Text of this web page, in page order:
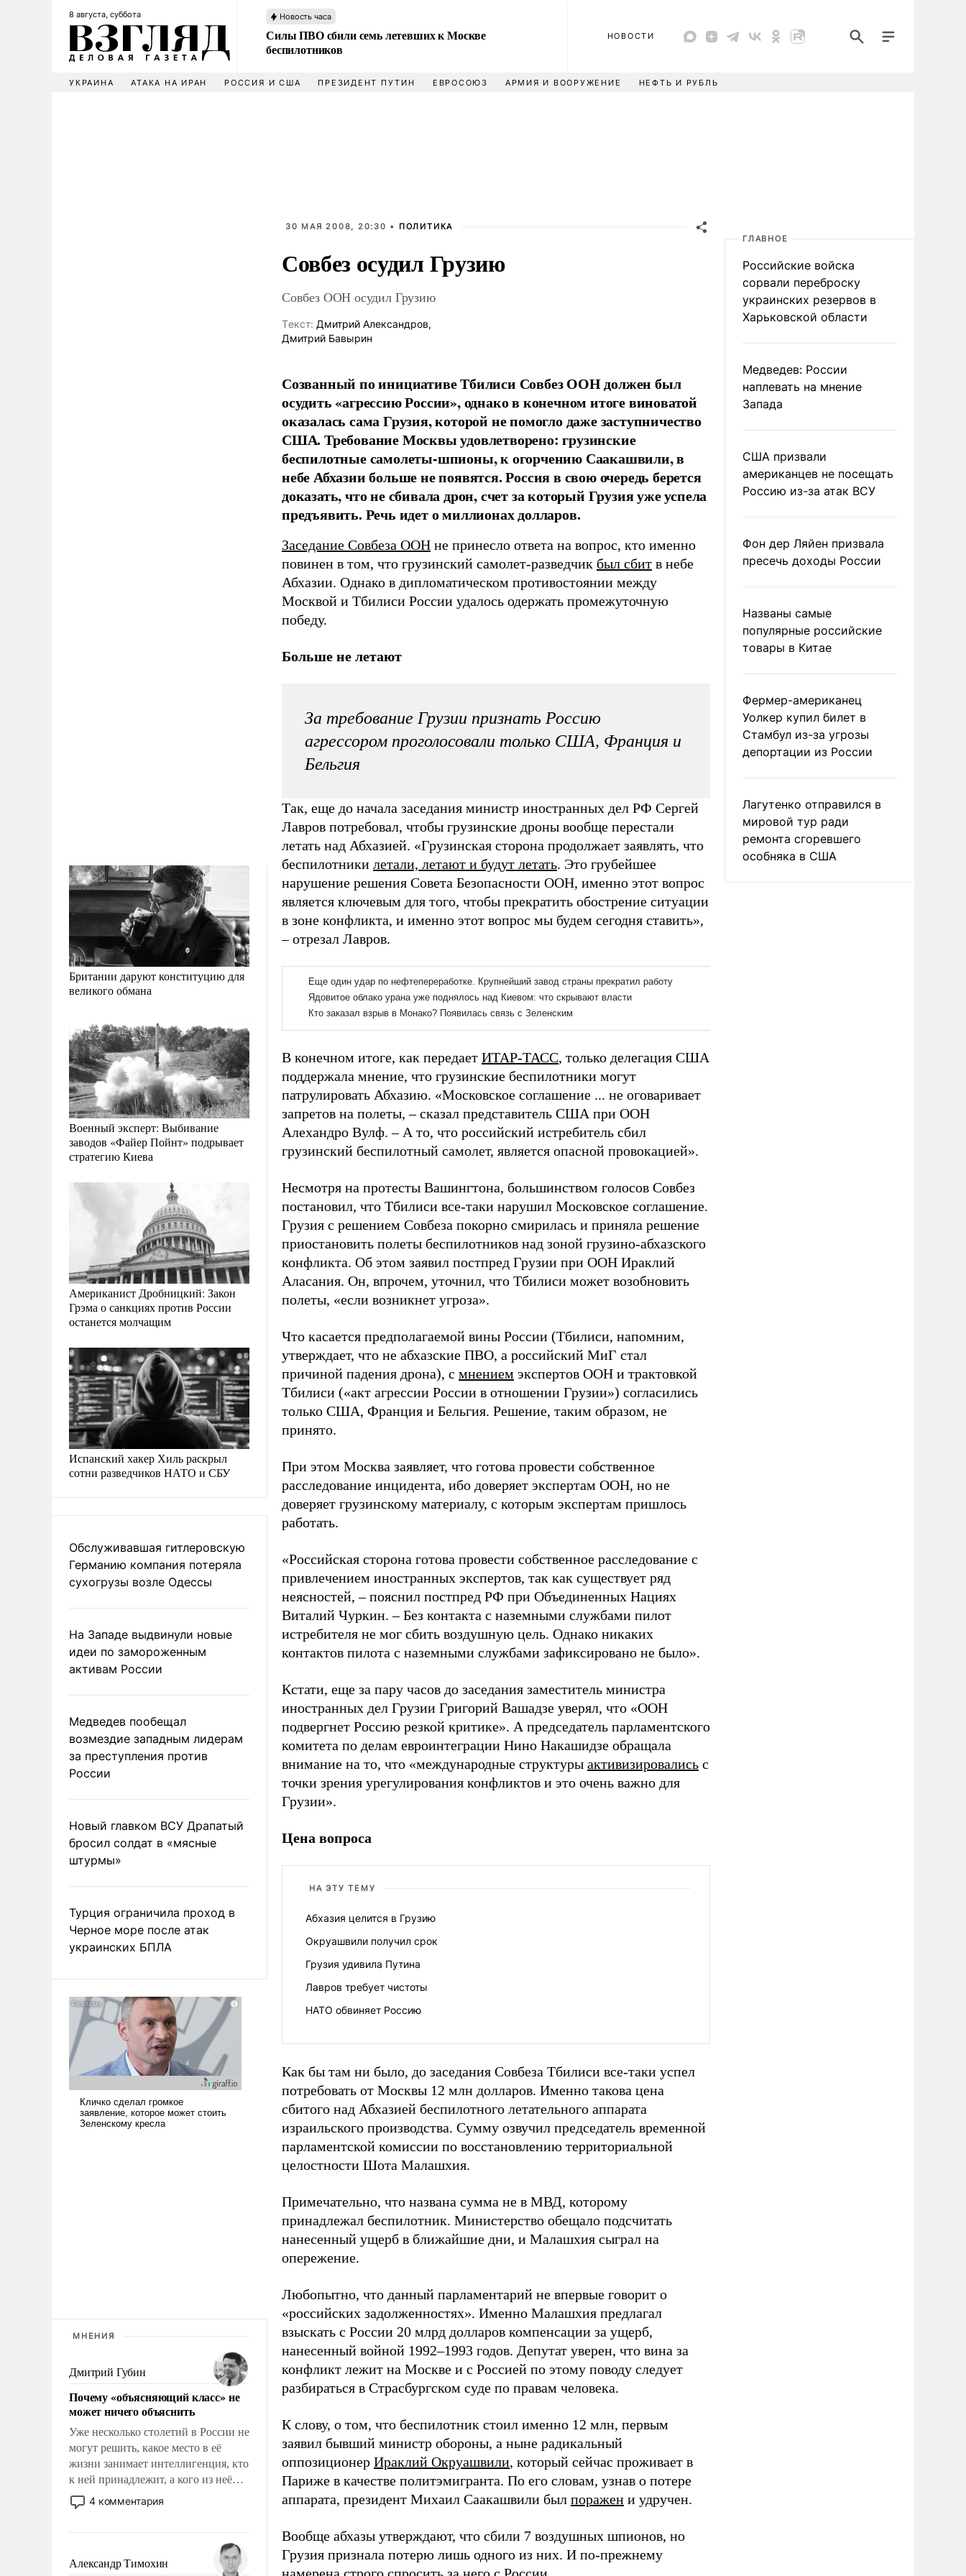
8 августа, суббота Новость часа
Силы ПВО сбили семь летевших к Москве
беспилотников
НОВОСТИ
УКРАИНА АТАКА НА ИРАН РОССИЯ И США ПРЕЗИДЕНТ ПУТИН ЕВРОСОЮЗ АРМИЯ И ВООРУЖЕНИЕ НЕФТЬ И РУБЛЬ
Британии даруют конституцию для
великого обмана
Военный эксперт: Выбивание
заводов «Файер Пойнт» подрывает
стратегию Киева
Американист Дробницкий: Закон
Грэма о санкциях против России
останется молчащим
Испанский хакер Хиль раскрыл
сотни разведчиков НАТО и СБУ
Обслуживавшая гитлеровскую
Германию компания потеряла
сухогрузы возле Одессы
На Западе выдвинули новые
идеи по замороженным
активам России
Медведев пообещал
возмездие западным лидерам
за преступления против
России
Новый главком ВСУ Драпатый
бросил солдат в «мясные
штурмы»
Турция ограничила проход в
Черное море после атак
украинских БПЛА
МНЕНИЯ
Дмитрий Губин
Почему «объясняющий класс» не
может ничего объяснить
Уже несколько столетий в России не
могут решить, какое место в её
жизни занимает интеллигенция, кто
к ней принадлежит, а кого из неё
исключили с правом
восстановления и без оного. И чем
казалось, что эти вопросы решены
4 комментария
Александр Тимохин
30 МАЯ 2008, 20:30 • ПОЛИТИКА
Совбез осудил Грузию
Совбез ООН осудил Грузию
Tекст: Дмитрий Александров,
Дмитрий Бавырин
Созванный по инициативе Тбилиси Совбез ООН должен был
осудить «агрессию России», однако в конечном итоге виноватой
оказалась сама Грузия, которой не помогло даже заступничество
США. Требование Москвы удовлетворено: грузинские
беспилотные самолеты-шпионы, к огорчению Саакашвили, в
небе Абхазии больше не появятся. Россия в свою очередь берется
доказать, что не сбивала дрон, счет за который Грузия уже успела
предъявить. Речь идет о миллионах долларов.
Заседание Совбеза ООН не принесло ответа на вопрос, кто именно
повинен в том, что грузинский самолет-разведчик был сбит в небе
Абхазии. Однако в дипломатическом противостоянии между
Москвой и Тбилиси России удалось одержать промежуточную
победу.
Больше не летают
За требование Грузии признать Россию
агрессором проголосовали только США, Франция и
Бельгия
Так, еще до начала заседания министр иностранных дел РФ Сергей
Лавров потребовал, чтобы грузинские дроны вообще перестали
летать над Абхазией. «Грузинская сторона продолжает заявлять, что
беспилотники летали, летают и будут летать. Это грубейшее
нарушение решения Совета Безопасности ООН, именно этот вопрос
является ключевым для того, чтобы прекратить обострение ситуации
в зоне конфликта, и именно этот вопрос мы будем сегодня ставить»,
– отрезал Лавров.
В конечном итоге, как передает ИТАР-ТАСС, только делегация США
поддержала мнение, что грузинские беспилотники могут
патрулировать Абхазию. «Московское соглашение ... не оговаривает
запретов на полеты, – сказал представитель США при ООН
Алехандро Вулф. – А то, что российский истребитель сбил
грузинский беспилотный самолет, является опасной провокацией».
Несмотря на протесты Вашингтона, большинством голосов Совбез
постановил, что Тбилиси все-таки нарушил Московское соглашение.
Грузия с решением Совбеза покорно смирилась и приняла решение
приостановить полеты беспилотников над зоной грузино-абхазского
конфликта. Об этом заявил постпред Грузии при ООН Ираклий
Аласания. Он, впрочем, уточнил, что Тбилиси может возобновить
полеты, «если возникнет угроза».
Что касается предполагаемой вины России (Тбилиси, напомним,
утверждает, что не абхазские ПВО, а российский МиГ стал
причиной падения дрона), с мнением экспертов ООН и трактовкой
Тбилиси («акт агрессии России в отношении Грузии») согласились
только США, Франция и Бельгия. Решение, таким образом, не
принято.
При этом Москва заявляет, что готова провести собственное
расследование инцидента, ибо доверяет экспертам ООН, но не
доверяет грузинскому материалу, с которым экспертам пришлось
работать.
«Российская сторона готова провести собственное расследование с
привлечением иностранных экспертов, так как существует ряд
неясностей, – пояснил постпред РФ при Объединенных Нациях
Виталий Чуркин. – Без контакта с наземными службами пилот
истребителя не мог сбить воздушную цель. Однако никаких
контактов пилота с наземными службами зафиксировано не было».
Кстати, еще за пару часов до заседания заместитель министра
иностранных дел Грузии Григорий Вашадзе уверял, что «ООН
подвергнет Россию резкой критике». А председатель парламентского
комитета по делам евроинтеграции Нино Накашидзе обращала
внимание на то, что «международные структуры активизировались с
точки зрения урегулирования конфликтов и это очень важно для
Грузии».
Цена вопроса
НА ЭТУ ТЕМУ
Абхазия целится в Грузию
Окруашвили получил срок
Грузия удивила Путина
Лавров требует чистоты
НАТО обвиняет Россию
Как бы там ни было, до заседания Совбеза Тбилиси все-таки успел
потребовать от Москвы 12 млн долларов. Именно такова цена
сбитого над Абхазией беспилотного летательного аппарата
израильского производства. Сумму озвучил председатель временной
парламентской комиссии по восстановлению территориальной
целостности Шота Малашхия.
Примечательно, что названа сумма не в МВД, которому
принадлежал беспилотник. Министерство обещало подсчитать
нанесенный ущерб в ближайшие дни, и Малашхия сыграл на
опережение.
Любопытно, что данный парламентарий не впервые говорит о
«российских задолженностях». Именно Малашхия предлагал
взыскать с России 20 млрд долларов компенсации за ущерб,
нанесенный войной 1992–1993 годов. Депутат уверен, что вина за
конфликт лежит на Москве и с Россией по этому поводу следует
разбираться в Страсбургском суде по правам человека.
К слову, о том, что беспилотник стоил именно 12 млн, первым
заявил бывший министр обороны, а ныне радикальный
оппозиционер Ираклий Окруашвили, который сейчас проживает в
Париже в качестве политэмигранта. По его словам, узнав о потере
аппарата, президент Михаил Саакашвили был поражен и удручен.
Вообще абхазы утверждают, что сбили 7 воздушных шпионов, но
Грузия признала потерю лишь одного из них. И по-прежнему
ГЛАВНОЕ
Российские войска
сорвали переброску
украинских резервов в
Харьковской области
Медведев: России
наплевать на мнение
Запада
США призвали
американцев не посещать
Россию из-за атак ВСУ
Фон дер Ляйен призвала
пресечь доходы России
Названы самые
популярные российские
товары в Китае
Фермер-американец
Уолкер купил билет в
Стамбул из-за угрозы
депортации из России
Лагутенко отправился в
мировой тур ради
ремонта сгоревшего
особняка в США